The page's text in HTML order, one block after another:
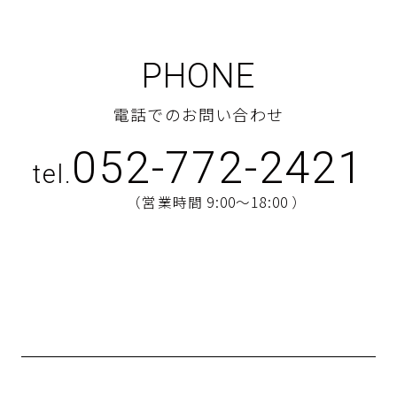
PHONE
電話でのお問い合わせ
tel. 052-772-2421
（営業時間 9:00〜18:00 ）